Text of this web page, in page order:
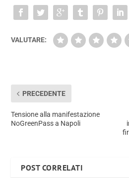
VALUTARE:
PRECEDENTE
Tensione alla manifestazione
NoGreenPass a Napoli
POST CORRELATI